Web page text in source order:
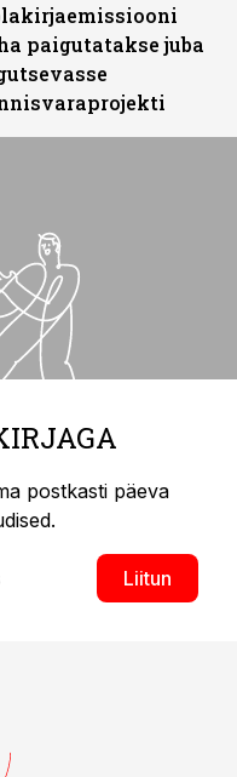
paigutatakse juba
postkasti päeva
Liitun